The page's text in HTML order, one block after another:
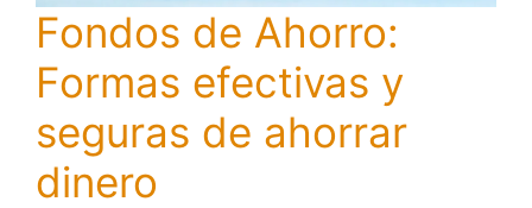
Fondos de Ahorro:
Formas efectivas y
seguras de ahorrar
dinero